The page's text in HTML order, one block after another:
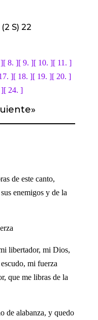
S) 22
[ 8. ][ 9. ][ 10. ][ 11. ]
][ 18. ][ 19. ][ 20. ]
][ 24. ]
»
de este canto,
enemigos y de la
libertador, mi Dios,
mi fuerza
que me libras de la
de alabanza, y quedo